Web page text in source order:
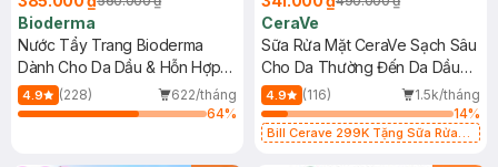
Bioderma
Nước Tẩy Trang Bioderma
Dành Cho Da Dầu & Hỗn Hợp
500ml
4.9 (228)
622/tháng
64%
CeraVe
Sữa Rửa Mặt CeraVe Sạch Sâu
Cho Da Thường Đến Da Dầu
473ml
4.9 (116)
1.5k/tháng
14%
Bill Cerave 299K Tặng Sữa Rửa